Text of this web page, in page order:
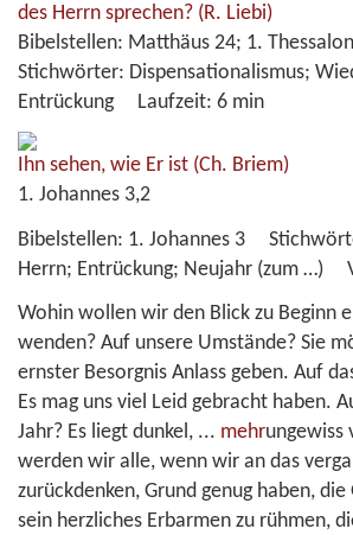
des Herrn sprechen? (R. Liebi)
Bibelstellen: Matthäus 24; 1.
Stichwörter: Dispensationalismus;
Entrückung
Laufzeit: 6 min
Ihn sehen, wie Er ist (Ch. Briem)
1. Johannes 3,2
Bibelstellen: 1. Johannes 3
Herrn; Entrückung; Neujahr (zum …)
Wohin wollen wir den Blick zu Beginn
wenden? Auf unsere Umstände? Sie
ernster Besorgnis Anlass geben. Auf
Es mag uns viel Leid gebracht haben.
Jahr? Es liegt dunkel, ... mehrungewiss
werden wir alle, wenn wir an das
zurückdenken, Grund genug haben,
sein herzliches Erbarmen zu rühmen,